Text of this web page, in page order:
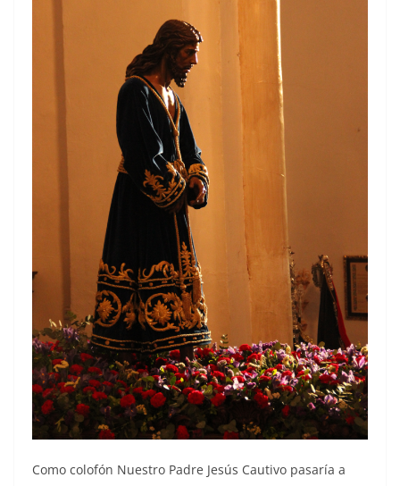
Como colofón Nuestro Padre Jesús Cautivo pasaría a